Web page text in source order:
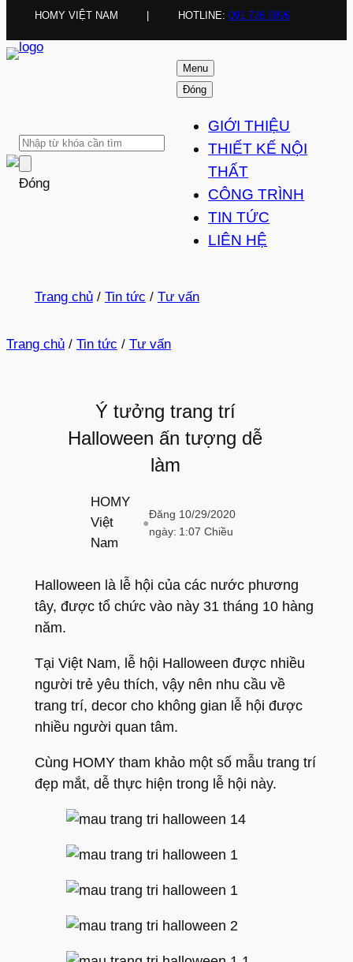
HOMY VIỆT NAM HOTLINE:091 726 6996
Đóng
Menu
Đóng
GIỚI THIỆU
THIẾT KẾ NỘI
THẤT
CÔNG TRÌNH
TIN TỨC
LIÊN HỆ
Trang chủ/ Tin tức / Tư vấn
Trang chủ / Tin tức / Tư vấn
Ý tưởng trang trí
Halloween ấn tượng dễ
làm
HOMY
Việt
Nam
●
Đăng
ngày:
10/29/2020
1:07 Chiều
Halloween là lễ hội của các nước phương
tây, được tổ chức vào này 31 tháng 10 hàng
năm.
Tại Việt Nam, lễ hội Halloween được nhiều
người trẻ yêu thích, vậy nên nhu cầu về
trang trí, decor cho không gian lễ hội được
nhiều người quan tâm.
Cùng HOMY tham khảo một số mẫu trang trí
đẹp mắt, dễ thực hiện trong lễ hội này.